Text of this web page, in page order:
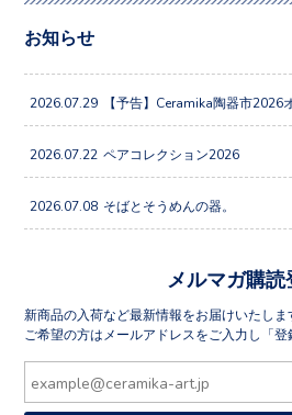
お知らせ
【予告】Ceramika陶器市2026
そばとそうめんの器。
メルマガ購読
新商品の入荷など最新情報をお届けいたしま
ご希望の方はメールアドレスをご入力し「登